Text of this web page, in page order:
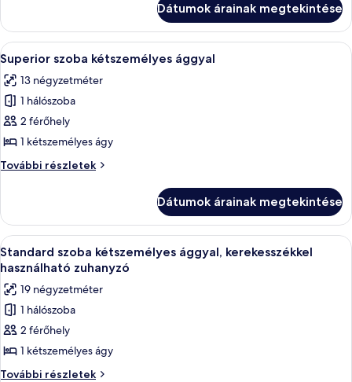
ággyal
további
részletei
Dátumok árainak megtekintése
A
következő
szoba
összes
képének
megtekintése:
Superior
szoba
ággyal
Superior szoba kétszemélyes ággyal
10
Superior szoba kétszemélyes ággyal
13 négyzetméter
1 hálószoba
2 férőhely
1 kétszemélyes ágy
További részletek
Superior
további
részletei
Dátumok árainak megtekintése
A
következő
szoba
összes
képének
megtekintése:
Standard
szoba
11
Standard szoba kétszemélyes ággyal, kerekesszékkel
használható zuhanyzó
19 négyzetméter
1 hálószoba
2 férőhely
1 kétszemélyes ágy
További részletek
Standard